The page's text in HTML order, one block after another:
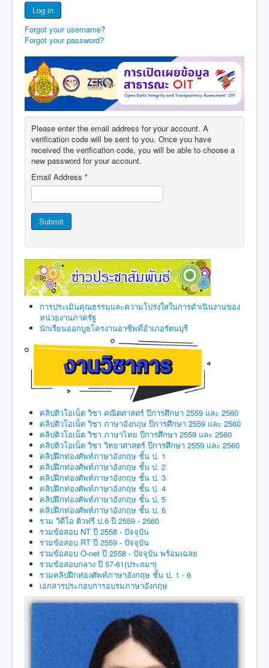
Log in
Forgot your username?
Forgot your password?
Please enter the email address for your account. A
verification code will be sent to you. Once you have
received the verification code, you will be able to choose a
new password for your account.
Email Address *
Submit
การประเมินคุณธรรมและความโปร่งใสในการดำเนินงานของ
หน่วยงานภาครัฐ
นักเรียนออกบูธโครงานอาชีพที่อำเภอรัตนบุรี
คลิปติวโอเน็ต วิชา คณิตศาสตร์ ปีการศึกษา 2559 และ 2560
คลิปติวโอเน็ต วิชา ภาษาอังกฤษ ปีการศึกษา 2559 และ 2560
คลิปติวโอเน็ต วิชา ภาษาไทย ปีการศึกษา 2559 และ 2560
คลิปติวโอเน็ต วิชา วิทยาศาสตร์ ปีการศึกษา 2559 และ 2560
คลิปฝึกท่องศัพท์ภาษาอังกฤษ ชั้น ป. 1
คลิปฝึกท่องศัพท์ภาษาอังกฤษ ชั้น ป. 2
คลิปฝึกท่องศัพท์ภาษาอังกฤษ ชั้น ป. 3
คลิปฝึกท่องศัพท์ภาษาอังกฤษ ชั้น ป. 4
คลิปฝึกท่องศัพท์ภาษาอังกฤษ ชั้น ป. 5
คลิปฝึกท่องศัพท์ภาษาอังกฤษ ชั้น ป. 6
รวม วิดีโอ ติวฟรี ป.6 ปี 2559 - 2560
รวมข้อสอบ NT ปี 2558 - ปัจจุบัน
รวมข้อสอบ RT ปี 2559 - ปัจจุบัน
รวมข้อสอบ O-net ปี 2558 - ปัจจุบัน พร้อมเฉลย
รวมข้อสอบกลาง ปี 57-61(ประถมฯ)
รวมคลิปฝึกท่องศัพท์ภาษาอังกฤษ ชั้น ป. 1 - 6
เอกสารประกอบการอบรมภาษาอังกฤษ